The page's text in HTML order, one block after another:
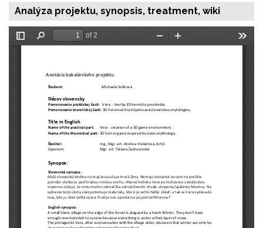
Analýza projektu, synopsis, treatment, wiki